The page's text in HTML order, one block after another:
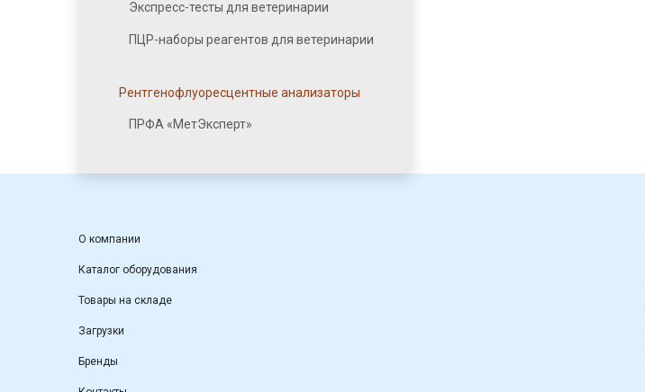
Экспресс-тесты для ветеринарии
ПЦР-наборы реагентов для ветеринарии
Рентгенофлуоресцентные анализаторы
ПРФА «МетЭксперт»
О компании
Каталог оборудования
Товары на складе
Загрузки
Бренды